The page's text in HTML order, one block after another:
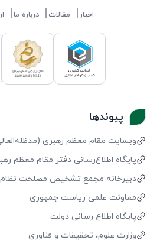
اخبار مقالات درباره ما
پیوندها
وبسایت مقام معظم رهبری
پایگاه اطلاع‌رسانی دفتر مقام معظم
دبیرخانه مجمع تشخیص مصلحت نظام
معاونت علمی ریاست جمهوری
پایگاه اطلاع رسانی دولت
وزارت علوم، تحقیقات و فناوری